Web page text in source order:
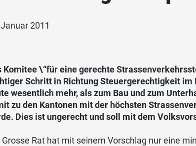
2011
Komitee \“für eine gerechte
Schritt in Richtung Steuergerechtigkeit
wesentlich mehr, als zum Bau und zum
zu den Kantonen mit der höchsten
Dies ist ungerecht und soll mit dem
Grosse Rat hat mit seinem Vorschlag nur eine